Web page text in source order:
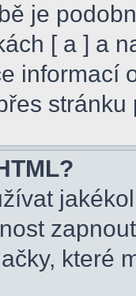
je
[ a ] a
informací
stránku
které